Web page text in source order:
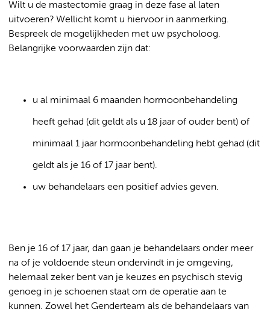
Wilt u de mastectomie graag in deze fase al laten
uitvoeren? Wellicht komt u hiervoor in aanmerking.
Bespreek de mogelijkheden met uw psycholoog.
Belangrijke voorwaarden zijn dat:
u al minimaal 6 maanden hormoonbehandeling
heeft gehad (dit geldt als u 18 jaar of ouder bent) of
minimaal 1 jaar hormoonbehandeling hebt gehad (dit
geldt als je 16 of 17 jaar bent).
uw behandelaars een positief advies geven.
Ben je 16 of 17 jaar, dan gaan je behandelaars onder meer
na of je voldoende steun ondervindt in je omgeving,
helemaal zeker bent van je keuzes en psychisch stevig
genoeg in je schoenen staat om de operatie aan te
kunnen. Zowel het Genderteam als de behandelaars van